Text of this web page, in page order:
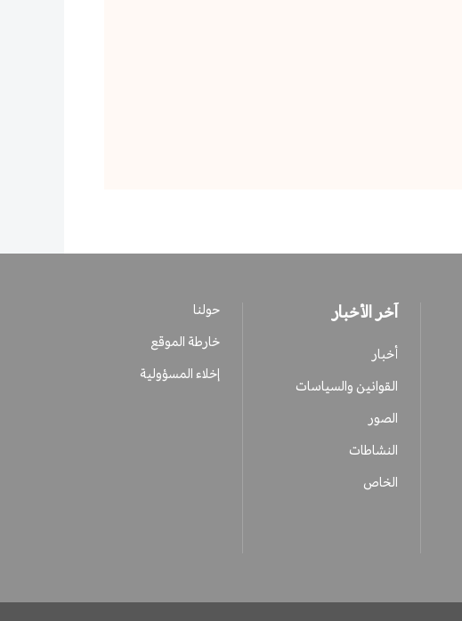
آخر الأخبار
أخبار
القوانين والسياسات
الصور
النشاطات
الخاص
حولنا
خارطة الموقع
إخلاء المسؤولية